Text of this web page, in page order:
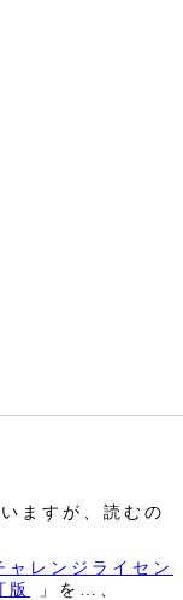
ますが、読むの
ャレンジライセン
版
」を…、